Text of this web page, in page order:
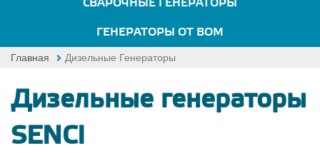
СВАРОЧНЫЕ ГЕНЕРАТОРЫ
ГЕНЕРАТОРЫ ОТ ВОМ
Главная Дизельные Генераторы
Дизельные генераторы
SENCI